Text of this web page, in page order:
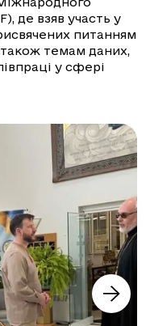
де взяв участь у
питанням
також темам даних,
у сфері